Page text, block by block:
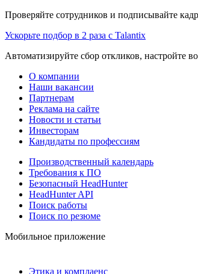
Проверяйте сотрудников и подписывайте
Ускорьте подбор в 2 раза с Talantix
Автоматизируйте сбор откликов, настройте
О компании
Наши вакансии
Партнерам
Реклама на сайте
Новости и статьи
Инвесторам
Кандидаты по профессиям
Производственный календарь
Требования к ПО
Безопасный HeadHunter
HeadHunter API
Поиск работы
Поиск по резюме
Мобильное приложение
Этика и комплаенс